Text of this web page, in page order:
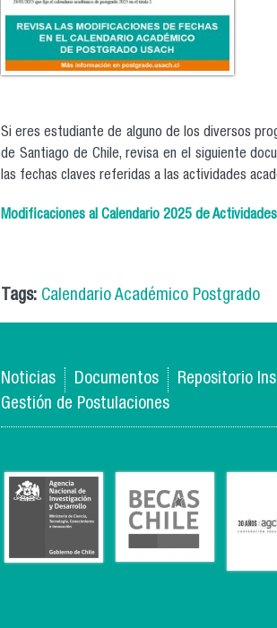
Si eres estudiante de alguno de los diversos
de Santiago de Chile, revisa en el siguiente
las fechas claves referidas a las actividades
Modificaciones al Calendario 2025 de
Tags: Calendario Académico Postgrado
Noticias Documentos Repositorio
Gestión de Postulaciones